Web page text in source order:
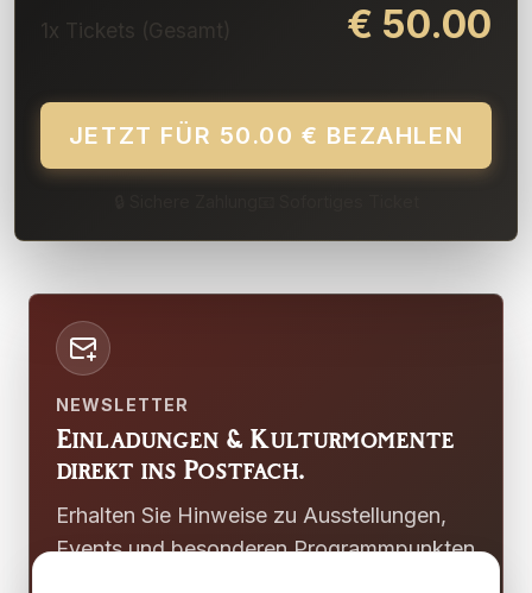
1x Tickets (Gesamt) € 50.00
JETZT FÜR 50.00 € BEZAHLEN
NEWSLETTER
Einladungen & Kulturmomente
direkt ins Postfach.
Erhalten Sie Hinweise zu Ausstellungen,
Events und besonderen Programmpunkten